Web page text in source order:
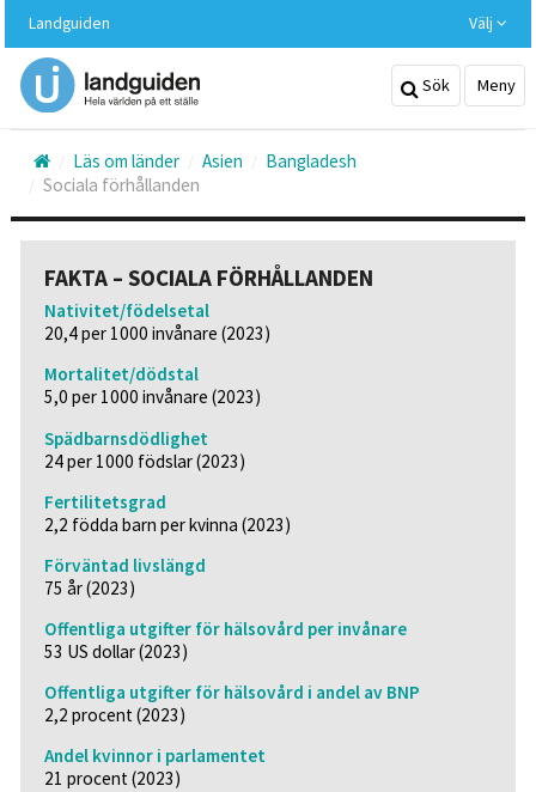
huvudinnehållet
Landguiden Välj
Sök Meny
Läs om länder Asien
Bangladesh
Sociala förhållanden
FAKTA – SOCIALA FÖRHÅLLANDEN
Nativitet/födelsetal
20,4 per 1000 invånare (2023)
Mortalitet/dödstal
5,0 per 1000 invånare (2023)
Spädbarnsdödlighet
24 per 1000 födslar (2023)
Fertilitetsgrad
2,2 födda barn per kvinna (2023)
Förväntad livslängd
75 år (2023)
Offentliga utgifter för hälsovård per invånare
53 US dollar (2023)
Offentliga utgifter för hälsovård i andel av BNP
2,2 procent (2023)
Andel kvinnor i parlamentet
21 procent (2023)